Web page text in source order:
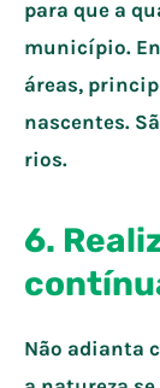
para que a
município.
áreas,
nascentes.
rios.
6.
Não adianta